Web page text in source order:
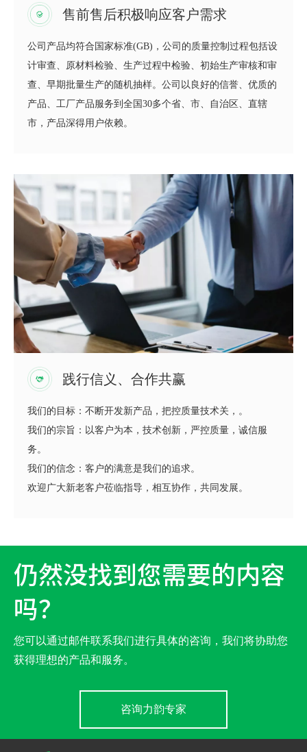
售前售后积极响应客户需求
公司产品均符合国家标准(GB)，公司的质量控制过程包括设
计审查、原材料检验、生产过程中检验、初始生产审核和审
查、早期批量生产的随机抽样。公司以良好的信誉、优质的
产品、工厂产品服务到全国30多个省、市、自治区、直辖
市，产品深得用户依赖。
践行信义、合作共赢
我们的目标：不断开发新产品，把控质量技术关，。
我们的宗旨：以客户为本，技术创新，严控质量，诚信服
务。
我们的信念：客户的满意是我们的追求。
欢迎广大新老客户莅临指导，相互协作，共同发展。
仍然没找到您需要的内容
吗？
您可以通过邮件联系我们进行具体的咨询，我们将协助您
获得理想的产品和服务。
咨询力韵专家